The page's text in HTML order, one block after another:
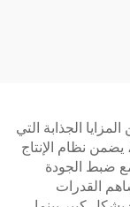
الجذابة التي
نظام الإنتاج
ضبط الجودة
القدرات